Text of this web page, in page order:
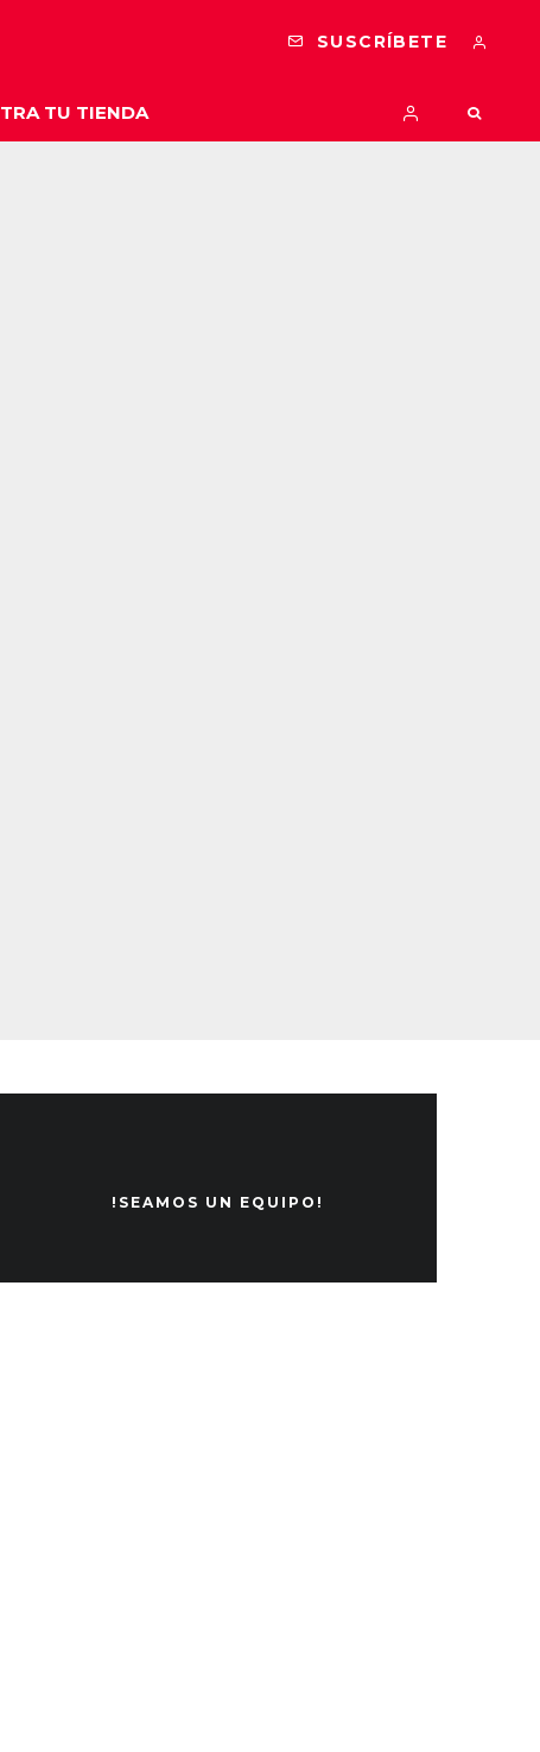
SUSCRÍBETE
TU TIENDA
!SEAMOS UN EQUIPO!